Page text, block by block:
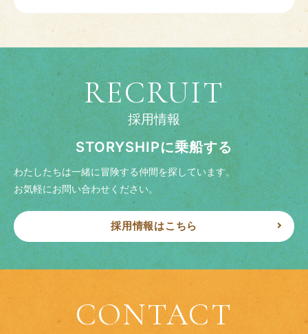
RECRUIT
採用情報
STORYSHIPに乗船する
わたしたちは一緒に冒険する仲間を探しています。
お気軽にお問い合わせください。
採用情報はこちら
CONTACT